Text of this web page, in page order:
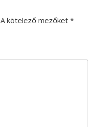
A kötelező mezőket *